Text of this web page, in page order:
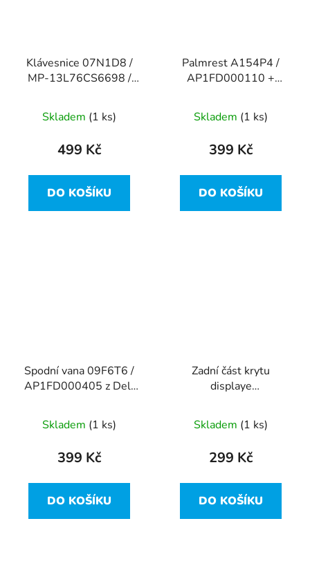
Klávesnice 07N1D8 /
MP-13L76CS6698 /
Latitude E5470
Skladem (1 ks)
499 Kč
DO KOŠÍKU
Palmrest A154P4 /
AP1FD000110 +
Latitude E5470
Skladem (1 ks)
399 Kč
DO KOŠÍKU
Spodní vana 09F6T6 /
AP1FD000405 z Dell
Skladem (1 ks)
399 Kč
DO KOŠÍKU
Zadní část krytu
displaye
0C0MRN z Dell
Latitude E5470
Skladem (1 ks)
299 Kč
DO KOŠÍKU